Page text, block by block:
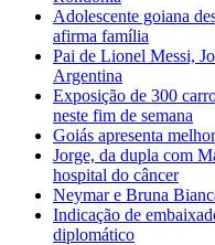
Adolescente goiana
afirma família
Pai de Lionel Messi,
Argentina
Exposição de 300
neste fim de semana
Goiás apresenta
Jorge, da dupla com
hospital do câncer
Neymar e Bruna
Indicação de
diplomático